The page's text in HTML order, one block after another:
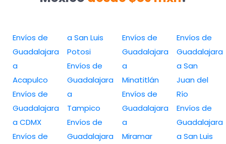
Envíos de
Guadalajara
a
Acapulco
Envíos de
Guadalajara
a CDMX
Envíos de
a San Luis
Potosi
Envíos de
Guadalajara
a
Tampico
Envíos de
Guadalajara
Envíos de
Guadalajara
a
Minatitlán
Envíos de
Guadalajara
a
Miramar
Envíos de
Guadalajara
a San
Juan del
Río
Envíos de
Guadalajara
a San Luis